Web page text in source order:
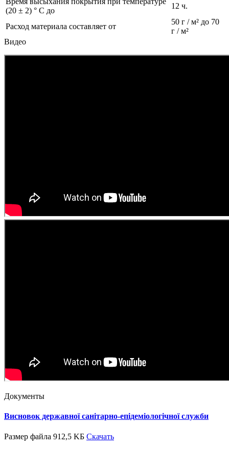
(20 ± 2) ° С до
12 ч.
Расход материала составляет от
50 г / м² до 70
г / м²
Видео
Документы
Висновок державної санітарно-епідеміологічної служби
Размер файла 912,5 KБ Скачать